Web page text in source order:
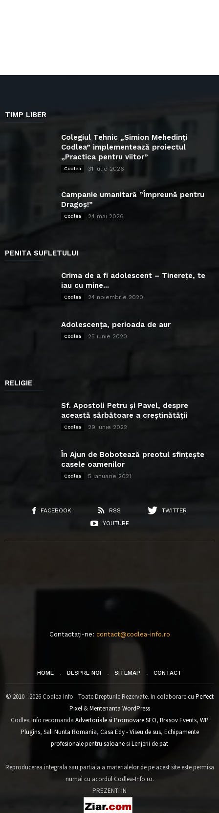
TIMP LIBER
Colegiul Tehnic „Simion Mehedinți
Codlea” implementează proiectul
„Practica pentru viitor”
Codlea 31 iulie 2026
Campanie umanitară ”Împreună pentru
Dragoș!”
Codlea 24 mai 2026
PENITA SUFLETULUI
Crima de a fi adolescent – Tinerețe, te
iau cu mine...
Codlea 24 noiembrie 2020
Adolescența, perioada de aur
Codlea 25 iunie 2020
RELIGIE
Sf. Apostoli Petru și Pavel, despre
această sărbătoare a creștinătății
Codlea 29 iunie 2022
În Ajun de Bobotează preotul sfințește
casele oamenilor
Codlea 5 ianuarie 2021
FACEBOOK RSS
TWITTER
YOUTUBE
Contactați-ne: contact@codlea-info.ro
HOME DESPRE NOI SITEMAP CONTACT
© 2010 - 2026 Codlea Info - Toate Drepturile Rezervate. In colaborare cu Perfect
Pixel&Mentenanta WordPress
Codlea Info recomanda Advertoriale si Promovare SEO, Brasov Events, WP
Plugins, Sali Nunta Romania, Casa Edy - Viseu de sus, Echipamente
profesionale pentru saloanesi Lenjerii de pat
Reproducerea integrala sau partiala a materialelor de pe acest site este permisa
numai cu acordul Codlea-Info.ro.
PREZENTI IN